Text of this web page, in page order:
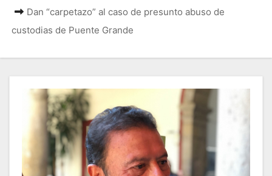
Dan “carpetazo” al caso de presunto abuso de
custodias de Puente Grande